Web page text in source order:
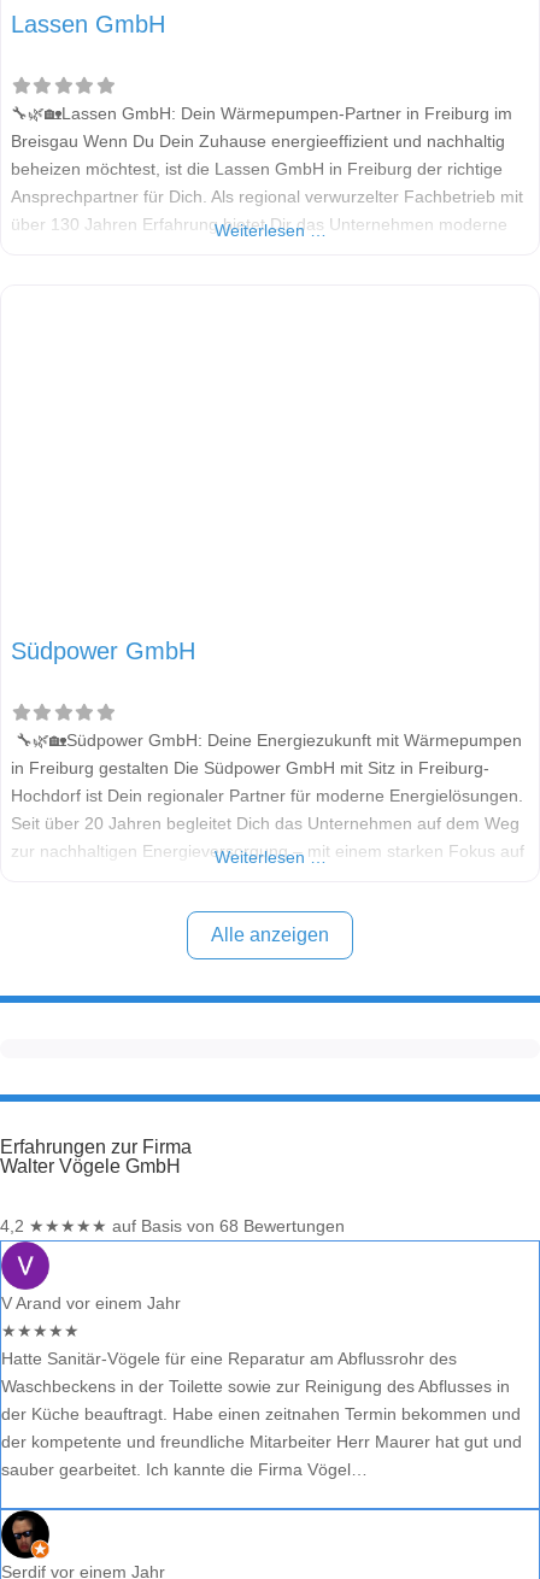
Lassen GmbH
🔧🌿🏡Lassen GmbH: Dein Wärmepumpen-Partner in Freiburg im
Breisgau Wenn Du Dein Zuhause energieeffizient und nachhaltig
beheizen möchtest, ist die Lassen GmbH in Freiburg der richtige
Ansprechpartner für Dich. Als regional verwurzelter Fachbetrieb mit
über 130 Jahren Erfahrung bietet Dir das Unternehmen moderne
Weiterlesen …
Südpower GmbH
🔧🌿🏡Südpower GmbH: Deine Energiezukunft mit Wärmepumpen
in Freiburg gestalten Die Südpower GmbH mit Sitz in Freiburg-
Hochdorf ist Dein regionaler Partner für moderne Energielösungen.
Seit über 20 Jahren begleitet Dich das Unternehmen auf dem Weg
zur nachhaltigen Energieversorgung – mit einem starken Fokus auf
zugänglichen Quellen. Welche Wärmepumpen
Weiterlesen …
Alle anzeigen
Erfahrungen zur Firma
Walter Vögele GmbH
4,2 ★★★★★ auf Basis von 68 Bewertungen
V Arand vor einem Jahr
★★★★★
Hatte Sanitär-Vögele für eine Reparatur am Abflussrohr des
Waschbeckens in der Toilette sowie zur Reinigung des Abflusses in
der Küche beauftragt. Habe einen zeitnahen Termin bekommen und
der kompetente und freundliche Mitarbeiter Herr Maurer hat gut und
sauber gearbeitet. Ich kannte die Firma Vögel…
Serdif vor einem Jahr